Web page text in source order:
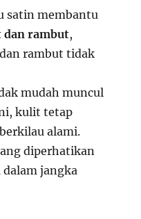
satin membantu
dan rambut,
rambut tidak
mudah muncul
kulit tetap
alami.
diperhatikan
jangka